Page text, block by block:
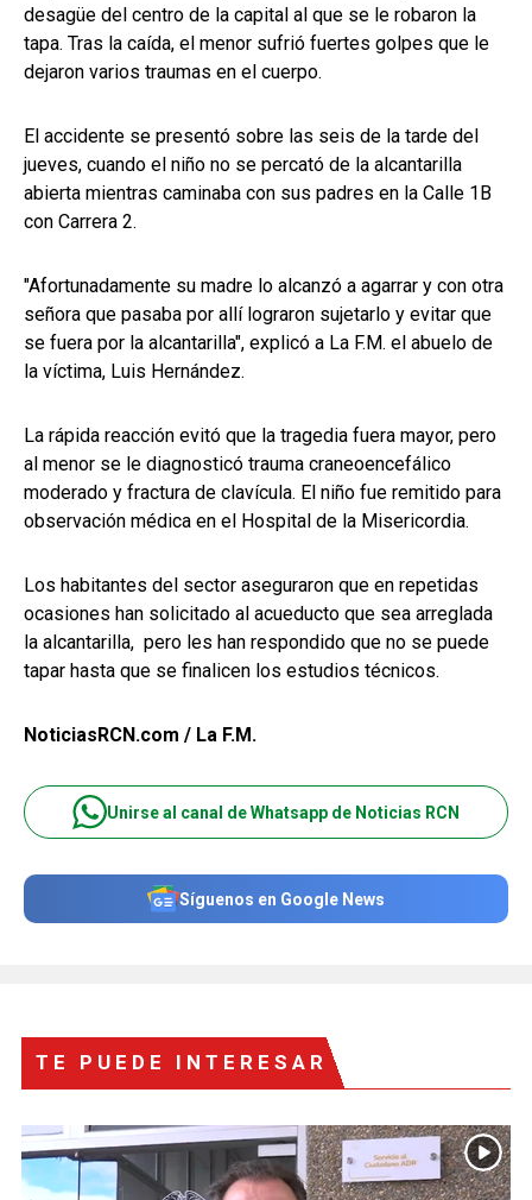
desagüe del centro de la capital al que se le robaron la
tapa. Tras la caída, el menor sufrió fuertes golpes que le
dejaron varios traumas en el cuerpo.
El accidente se presentó sobre las seis de la tarde del
jueves, cuando el niño no se percató de la alcantarilla
abierta mientras caminaba con sus padres en la Calle 1B
con Carrera 2.
"Afortunadamente su madre lo alcanzó a agarrar y con otra
señora que pasaba por allí lograron sujetarlo y evitar que
se fuera por la alcantarilla", explicó a La F.M. el abuelo de
la víctima, Luis Hernández.
La rápida reacción evitó que la tragedia fuera mayor, pero
al menor se le diagnosticó trauma craneoencefálico
moderado y fractura de clavícula. El niño fue remitido para
observación médica en el Hospital de la Misericordia.
Los habitantes del sector aseguraron que en repetidas
ocasiones han solicitado al acueducto que sea arreglada
la alcantarilla, pero les han respondido que no se puede
tapar hasta que se finalicen los estudios técnicos.
NoticiasRCN.com / La F.M.
Unirse al canal de Whatsapp de Noticias RCN
Síguenos en Google News
TE PUEDE INTERESAR